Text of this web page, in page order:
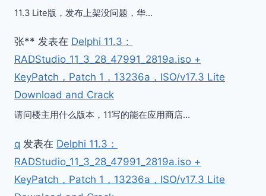
11.3 Lite版，发布上架没问题，华…
张** 发表在 Delphi 11.3：
RADStudio_11_3_28_47991_2819a.iso +
KeyPatch，Patch 1，13236a，ISO/v17.3 Lite
Download and Crack
请问楼主用什么版本，11写的能在应用商店…
q 发表在 Delphi 11.3：
RADStudio_11_3_28_47991_2819a.iso +
KeyPatch，Patch 1，13236a，ISO/v17.3 Lite